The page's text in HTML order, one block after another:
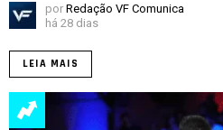
por Redação VF Comunica
há 28 dias
LEIA MAIS